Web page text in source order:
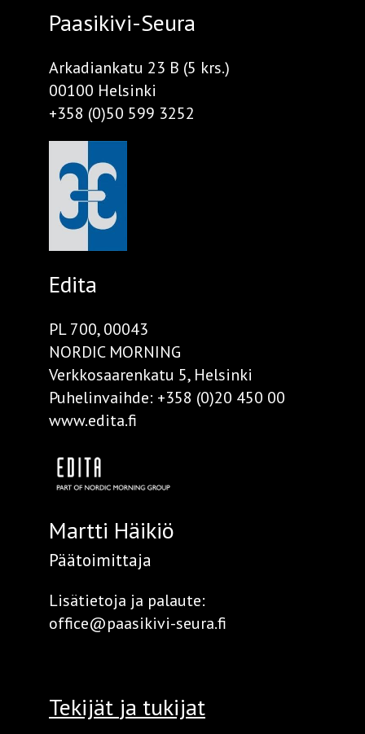
Paasikivi-Seura
Arkadiankatu 23 B (5 krs.)
00100 Helsinki
+358 (0)50 599 3252
Edita
PL 700, 00043
NORDIC MORNING
Verkkosaarenkatu 5, Helsinki
Puhelinvaihde: +358 (0)20 450 00
www.edita.fi
Martti Häikiö
Päätoimittaja
Lisätietoja ja palaute:
office@paasikivi-seura.fi
Tekijät ja tukijat